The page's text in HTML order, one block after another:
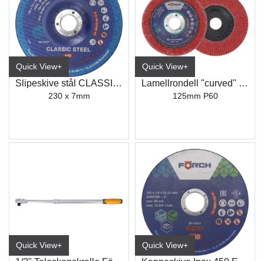
Quick View+
Slipeskive stål CLASSIC 100
230 x 7mm
Quick View+
Lamellrondell "curved" Keramisk
125mm P60
Quick View+ Quick View+